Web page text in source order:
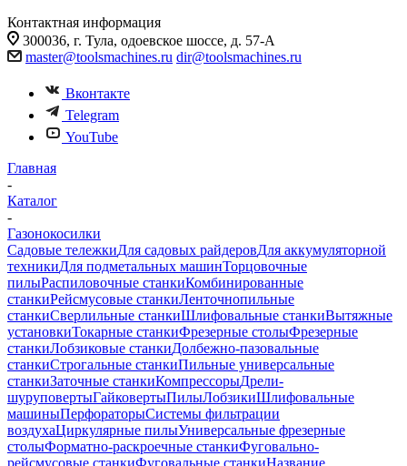
Контактная информация
300036, г. Тула, одоевское шоссе, д. 57-А
master@toolsmachines.ru dir@toolsmachines.ru
Вконтакте
Telegram
YouTube
Главная
-
Каталог
-
Газонокосилки
Садовые тележкиДля садовых райдеровДля аккумуляторной
техникиДля подметальных машинТорцовочные
пилыРаспиловочные станкиКомбинированные
станкиРейсмусовые станкиЛенточнопильные
станкиСверлильные станкиШлифовальные станкиВытяжные
установкиТокарные станкиФрезерные столыФрезерные
станкиЛобзиковые станкиДолбежно-пазовальные
станкиСтрогальные станкиПильные универсальные
станкиЗаточные станкиКомпрессорыДрели-
шуруповертыГайковертыПилыЛобзикиШлифовальные
машиныПерфораторыСистемы фильтрации
воздухаЦиркулярные пилыУниверсальные фрезерные
столыФорматно-раскроечные станкиФуговально-
рейсмусовые станкиФуговальные станкиНазвание